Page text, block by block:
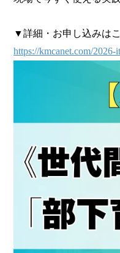
▼詳細・お申し込みは
https://kmcanet.com/2026-